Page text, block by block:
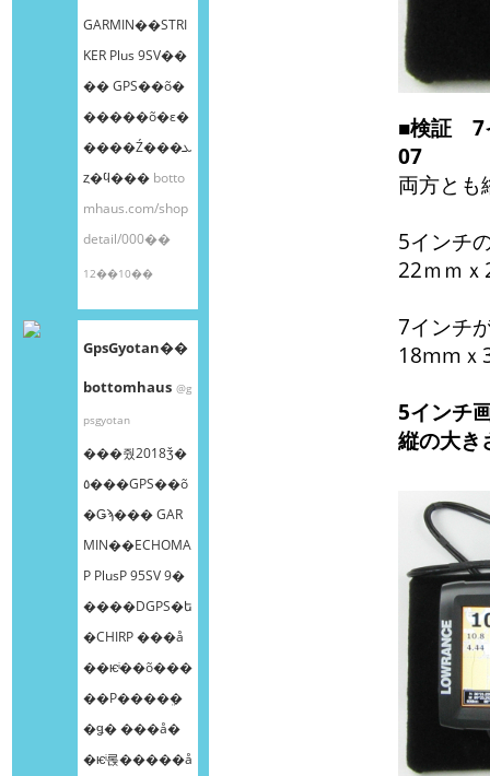
GARMIN��STRI
KER Plus 9SV��
�� GPS��õ�
�����õ�ε�
����Ź���ܥ
ȥ�ϥ��� botto
mhaus.com/shop
detail/000��
12��10��
GpsGyotan��
bottomhaus @g
psgyotan
���줬2018ǯ�
٥���GPS��õ
�Ǥϡ��� GAR
MIN��ECHOMA
P PlusP 95SV 9�
����DGPS�ե
�CHIRP ���å
��ѥͥ��õ���
��Ρ����ܸ�
�ǥ� ���å�
�ѥͥ롡�����å
■検証 7
07
両方とも
5インチ
22ｍｍ
7インチ
18mmｘ
5インチ
縦の大き